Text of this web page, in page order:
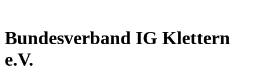
Bundesverband IG Klettern
e.V.